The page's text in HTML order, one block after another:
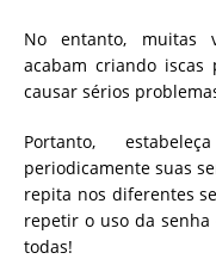
No entanto, muitas
acabam criando
causar sérios
Portanto,
periodicamente suas
repita nos diferentes
repetir o uso da
todas!